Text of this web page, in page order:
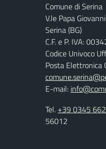
Comune di Serina
V.le Papa
Serina (BG)
C.F. e P. IVA:
Codice Univoco
Posta Elettronica
E-mail:
Tel. +39 0345
56012